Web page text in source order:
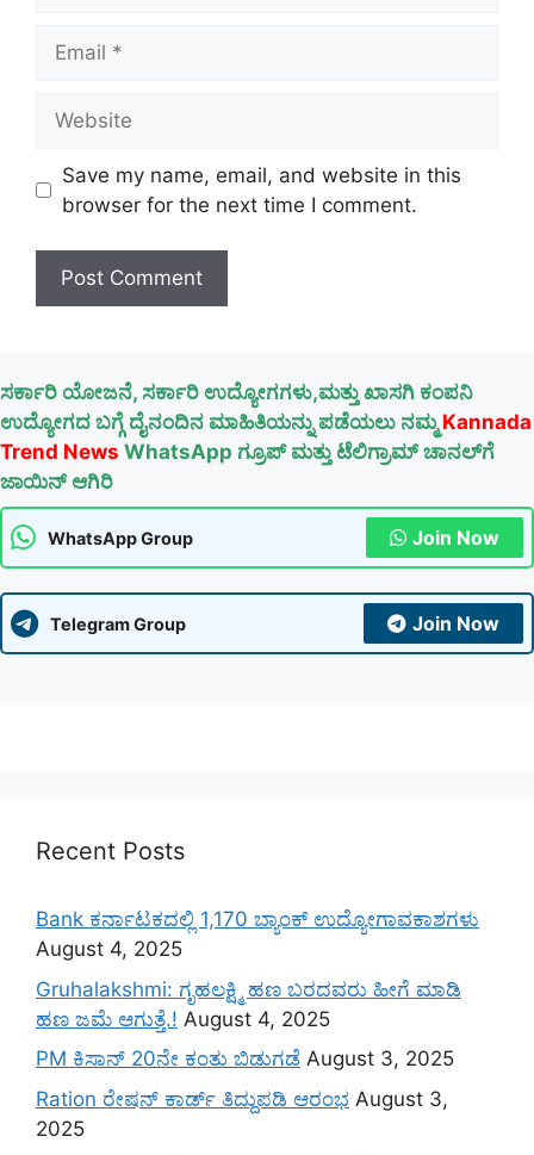
Save my name, email, and website in this
browser for the next time I comment.
ಸರ್ಕಾರಿ ಯೋಜನೆ, ಸರ್ಕಾರಿ ಉದ್ಯೋಗಗಳು,ಮತ್ತು ಖಾಸಗಿ ಕಂಪನಿ
ಉದ್ಯೋಗದ ಬಗ್ಗೆ ದೈನಂದಿನ ಮಾಹಿತಿಯನ್ನು ಪಡೆಯಲು ನಮ್ಮKannada
Trend News WhatsApp ಗ್ರೂಪ್ ಮತ್ತು ಟೆಲಿಗ್ರಾಮ್ ಚಾನಲ್‌ಗೆ
ಜಾಯಿನ್ ಆಗಿರಿ
WhatsApp Group Join Now
Telegram Group Join Now
Recent Posts
Bank ಕರ್ನಾಟಕದಲ್ಲಿ 1,170 ಬ್ಯಾಂಕ್ ಉದ್ಯೋಗಾವಕಾಶಗಳು
August 4, 2025
Gruhalakshmi: ಗೃಹಲಕ್ಷ್ಮಿ ಹಣ ಬರದವರು ಹೀಗೆ ಮಾಡಿ
ಹಣ ಜಮೆ‌ ಆಗುತ್ತೆ.! August 4, 2025
PM ಕಿಸಾನ್ 20ನೇ ಕಂತು ಬಿಡುಗಡೆ August 3, 2025
Ration ರೇಷನ್ ಕಾರ್ಡ್ ತಿದ್ದುಪಡಿ ಆರಂಭ August 3,
2025